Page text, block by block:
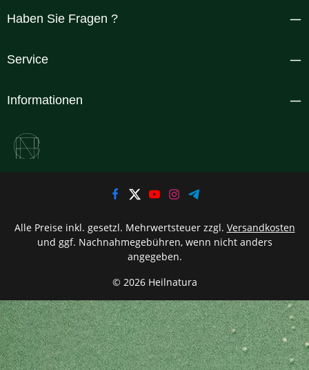
Haben Sie Fragen ?
Service
Informationen
© 2026 Heilnatura
Alle Preise inkl. gesetzl. Mehrwertsteuer zzgl. Versandkosten
und ggf. Nachnahmegebühren, wenn nicht anders
angegeben.